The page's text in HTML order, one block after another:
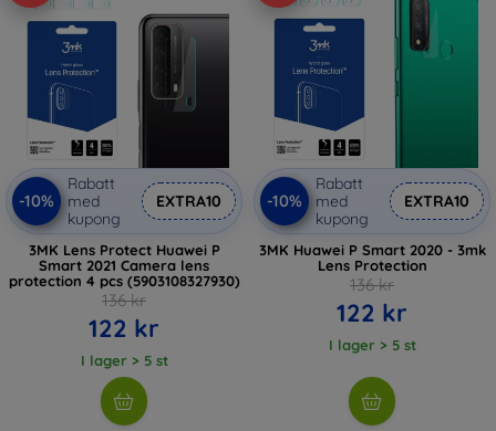
-10%
Rabatt
med
kupong
EXTRA10
3MK Lens Protect Huawei P
Smart 2021 Camera lens
protection 4 pcs (5903108327930)
136 kr
122 kr
I lager > 5 st
-10%
Rabatt
med
kupong
EXTRA10
3MK Huawei P Smart 2020 - 3mk
Lens Protection
136 kr
122 kr
I lager > 5 st